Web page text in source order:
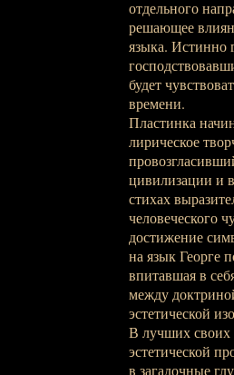
отдельного
решающее
языка. Истинно
будет
времени.
Пластинка
лирическое
цивилизации и
стихах
человеческого
достижение
на язык Георге
впитавшая в
между
эстетической
В лучших своих
эстетической
в загадочные